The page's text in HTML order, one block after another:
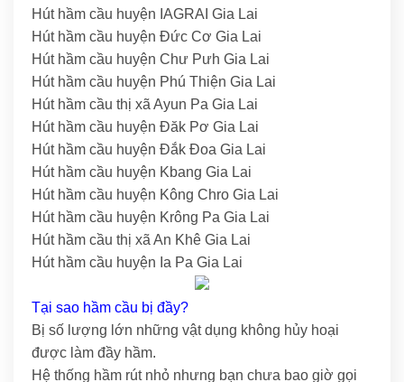
Hút hầm cầu huyện IAGRAI Gia Lai
Hút hầm cầu huyện Đức Cơ Gia Lai
Hút hầm cầu huyện Chư Pưh Gia Lai
Hút hầm cầu huyện Phú Thiện Gia Lai
Hút hầm cầu thị xã Ayun Pa Gia Lai
Hút hầm cầu huyện Đăk Pơ Gia Lai
Hút hầm cầu huyện Đắk Đoa Gia Lai
Hút hầm cầu huyện Kbang Gia Lai
Hút hầm cầu huyện Kông Chro Gia Lai
Hút hầm cầu huyện Krông Pa Gia Lai
Hút hầm cầu thị xã An Khê Gia Lai
Hút hầm cầu huyện Ia Pa Gia Lai
Tại sao hầm cầu bị đầy?
Bị số lượng lớn những vật dụng không hủy hoại
được làm đầy hầm.
Hệ thống hầm rút nhỏ nhưng bạn chưa bao giờ gọi